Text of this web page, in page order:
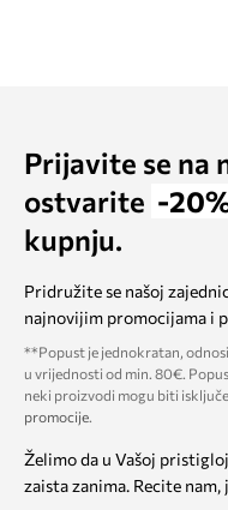
Prijavite se na
ostvarite -
kupnju.
Pridružite se našoj
najnovijim promocijama i
**Popust je jednokratan,
u vrijednosti od min. 80€.
neki proizvodi mogu biti
promocije.
Želimo da u Vašoj
zaista zanima. Recite nam,